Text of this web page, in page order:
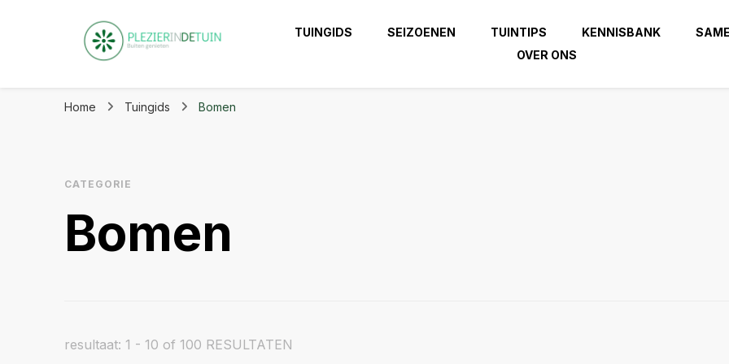
Plezier in de tuin | Haal het beste uit je
TUINGIDS SEIZOENEN TUINTIPS KENNISBANK
OVER ONS
Home Tuingids Bomen
CATEGORIE
Bomen
resultaat: 1 - 10 of 100 RESULTATEN